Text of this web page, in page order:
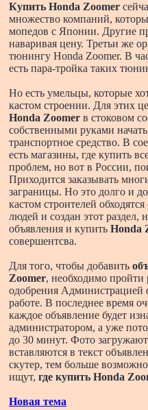
Купить Honda Zoomer
множество компаний,
мопедов с Японии. Другие
наваривая цену. Третьи же
тюнингу Honda Zoomer. В
есть пара-тройка таких
Но есть умельцы, которые
кастом строении. Для этих
Honda Zoomer в стоковом
собственными руками
транспортное средство. В
есть магазины, где купить
проблем, но вот в России,
Приходится заказывать
заграницы. Но это долго и
кастом строителей
людей и создан этот раздел,
объявления и купить Honda
совершентсва.
Для того, чтобы добавить
Zoomer, необходимо
одобрения Администрацией
работе. В последнее время
каждое объявление будет
администратором, а уже
до 30 минут. Фото
вставляются в текст
скутер, тем больше
ищут, где купить Honda
Новая тема